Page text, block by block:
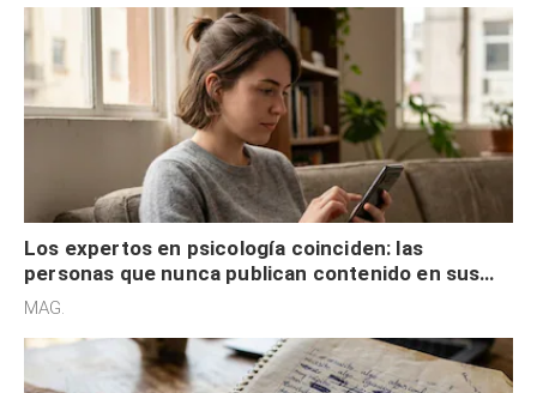
Los expertos en psicología coinciden: las
personas que nunca publican contenido en sus
redes sociales no pretenden buscar validación
MAG.